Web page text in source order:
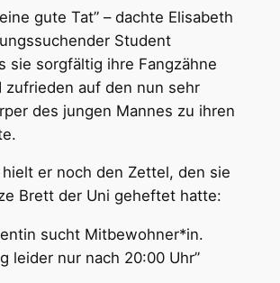
gute Tat” – dachte Elisabeth
Student
sie sorgfältig ihre Fangzähne
zufrieden auf den nun sehr
des jungen Mannes zu ihren
hielt er noch den Zettel, den sie
Brett der Uni geheftet hatte:
sucht Mitbewohner*in.
leider nur nach 20:00 Uhr”